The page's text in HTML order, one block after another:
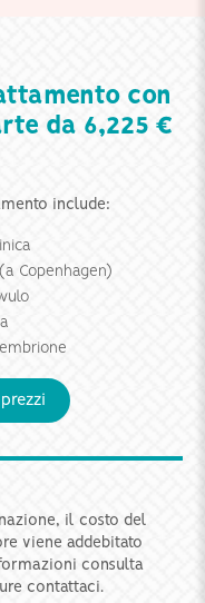
con
da 6,225 €
include:
Copenhagen)
il costo del
viene addebitato
consulta
contattaci.